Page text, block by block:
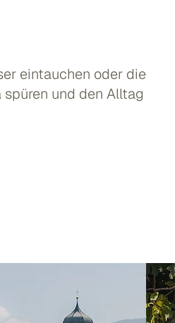
eintauchen oder die
und den Alltag